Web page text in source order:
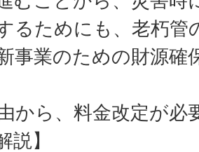
るためにも、老朽管
事業のための財源確
から、料金改定が必
説】